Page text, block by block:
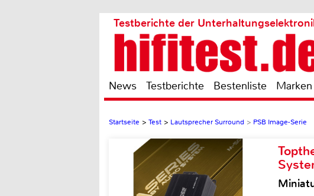
Testberichte der
News Testberichte Bestenliste Marken
Startseite > Test > Lautsprecher Surround > PSB Image-Serie